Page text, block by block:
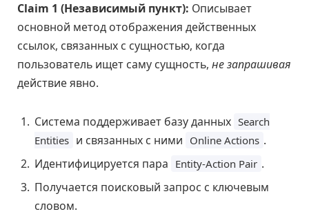
Claim 1 (Независимый пункт): Описывает
основной метод отображения действенных
ссылок, связанных с сущностью, когда
пользователь ищет саму сущность, не запрашивая
действие явно.
Система поддерживает базу данных Search
Entities и связанных с ними Online Actions .
Идентифицируется пара Entity-Action Pair .
Получается поисковый запрос с ключевым
словом.